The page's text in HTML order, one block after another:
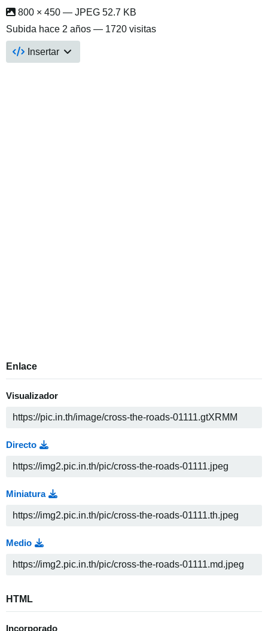
800 × 450 — JPEG 52.7 KB
Subida hace 2 años — 1720 visitas
Insertar
Enlace
Visualizador
Directo
Miniatura
Medio
HTML
Incorporado